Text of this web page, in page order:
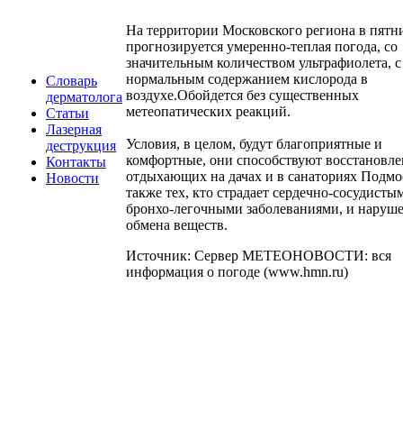
Словарь
дерматолога
Статьи
Лазерная
деструкция
Контакты
Новости
На территории Московского региона в
прогнозируется умеренно-теплая погода, со
значительным количеством ультрафиолета, с
нормальным содержанием кислорода в
воздухе.Обойдется без существенных
метеопатических реакций.
Условия, в целом, будут благоприятные и
комфортные, они способствуют
отдыхающих на дачах и в санаториях
также тех, кто страдает сердечно-
бронхо-легочными заболеваниями, и
обмена веществ.
Источник: Сервер МЕТЕОНОВОСТИ: вся
информация о погоде (www.hmn.ru)